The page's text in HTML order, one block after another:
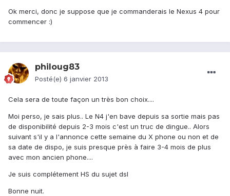
Ok merci, donc je suppose que je commanderais le Nexus 4 pour
commencer :)
philoug83
Posté(e) 6 janvier 2013
Cela sera de toute façon un très bon choix....
Moi perso, je sais plus.. Le N4 j'en bave depuis sa sortie mais pas
de disponibilité depuis 2-3 mois c'est un truc de dingue.. Alors
suivant s'il y a l'annonce cette semaine du X phone ou non et de
sa date de dispo, je suis presque près à faire 3-4 mois de plus
avec mon ancien phone....
Je suis complétement HS du sujet dsl
Bonne nuit.